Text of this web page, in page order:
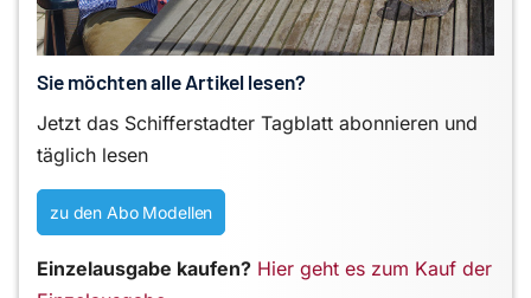
Sie möchten alle Artikel lesen?
Jetzt das Schifferstadter Tagblatt abonnieren und
täglich lesen
zu den Abo Modellen
Einzelausgabe kaufen? Hier geht es zum Kauf der